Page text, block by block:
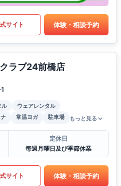
サイト 体験・相談予約
ラブ24前橋店
ル
ウェアレンタル
常温ヨガ 駐車場 もっと見る
定休日
毎週月曜日及び季節休業
サイト 体験・相談予約